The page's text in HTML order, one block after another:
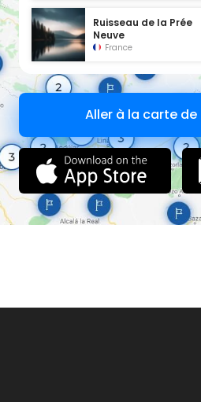
Ruisseau de la Prée
Neuve
France
Aller à la carte de